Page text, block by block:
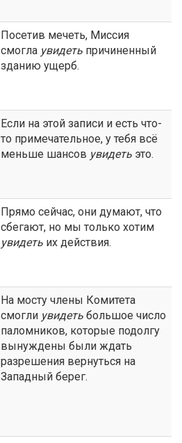
Посетив мечеть, Миссия
смогла увидеть причиненный
зданию ущерб.
Если на этой записи и есть что-
то примечательное, у тебя всё
меньше шансов увидеть это.
Прямо сейчас, они думают, что
сбегают, но мы только хотим
увидеть их действия.
На мосту члены Комитета
смогли увидеть большое число
паломников, которые подолгу
вынуждены были ждать
разрешения вернуться на
Западный берег.